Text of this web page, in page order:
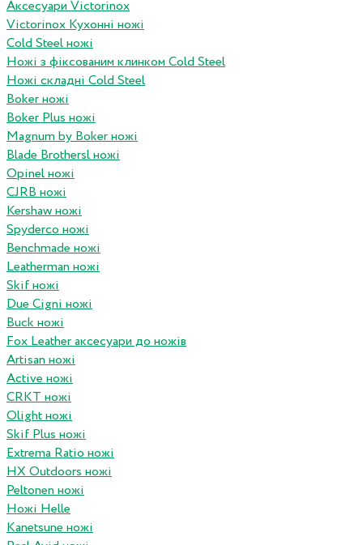
Аксесуари Victorinox
Victorinox Кухонні ножі
Cold Steel ножі
Ножі з фіксованим клинком Cold Steel
Ножі складні Cold Steel
Boker ножі
Boker Plus ножі
Magnum by Boker ножі
Blade Brothersl ножі
Opinel ножі
CJRB ножі
Kershaw ножі
Spyderco ножі
Benchmade ножі
Leatherman ножі
Skif ножі
Due Cigni ножі
Buck ножі
Fox Leather аксесуари до ножів
Artisan ножі
Active ножі
CRKT ножі
Olight ножі
Skif Plus ножі
Extrema Ratio ножі
HX Outdoors ножі
Peltonen ножі
Ножі Helle
Kanetsune ножі